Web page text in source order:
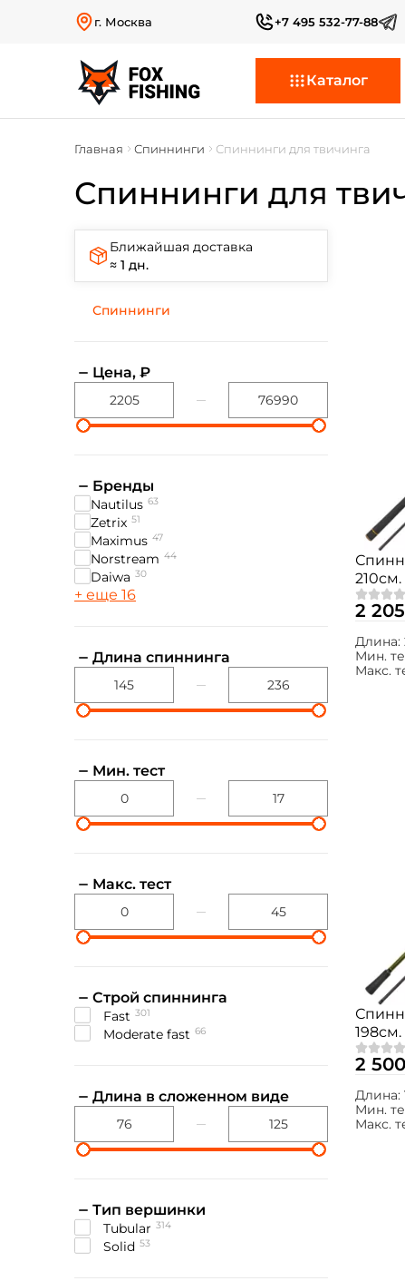
г. Москва +7 495 532-77-88
Каталог
Главная Спиннинги Спиннинги для твичинга
Спиннинги для
Ближайшая доставка
≈ 1 дн.
Спиннинги
Цена, ₽
Бренды
Nautilus 63
Zetrix 51
Maximus 47
Norstream 44
Daiwa 30
+ еще 16
Длина спиннинга
Мин. тест
Макс. тест
Строй спиннинга
fast 301
moderate fast 66
Длина в сложенном виде
Тип вершинки
tubular 314
solid 53
210см.
2
Длина:
Мин.
Макс.
198см.
662M
2
Длина:
Мин.
Макс.